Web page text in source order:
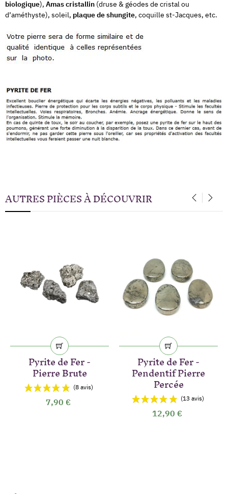
biologique), Amas cristallin (druse & géodes de cristal ou
d’améthyste), soleil, plaque de shungite, coquille st-Jacques, etc.
AUTRES PIÈCES À DÉCOUVRIR
Pyrite de Fer -
Pierre Brute
7,90 €
Pyrite de Fer -
Pendentif Pierre
Percée
12,90 €